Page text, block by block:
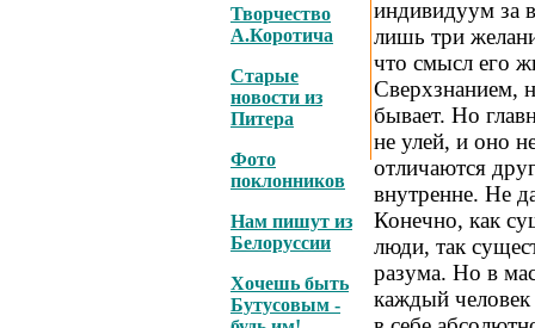
Творчество
А.Коротича
Старые
новости из
Питера
Фото
поклонников
Нам пишут из
Белоруссии
Хочешь быть
Бутусовым -
индивидуум за
лишь три
что смысл его
Сверхзнанием,
бывает. Но
не улей, и оно
отличаются
внутренне. Не
Конечно, как
люди, так
разума. Но в
каждый человек